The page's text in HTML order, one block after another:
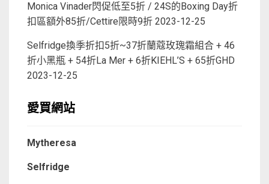
Monica Vinader閃促低至5折 / 24S的Boxing Day折
扣區額外85折/Cettire限時9折 2023-12-25
Selfridge換季折扣5折~37折蘭蔻玫瑰霜組合 + 46
折小黑瓶 + 54折La Mer + 6折KIEHL’S + 65折GHD
2023-12-25
愛買網站
Mytheresa
Selfridge